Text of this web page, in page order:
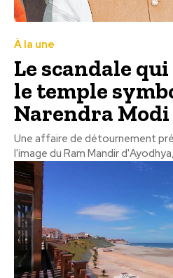
À la une
Le scandale
le temple
Narendra Modi
Une affaire de détournement
l'image du Ram Mandir